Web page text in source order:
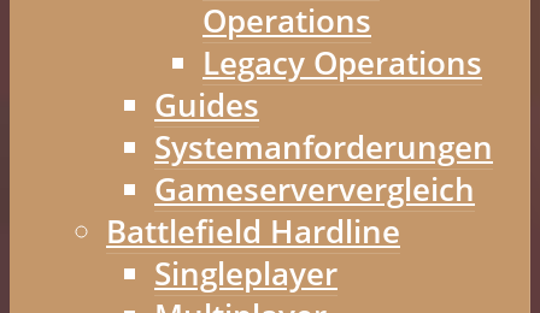
Operations
Legacy Operations
Guides
Systemanforderungen
Gameserververgleich
Battlefield Hardline
Singleplayer